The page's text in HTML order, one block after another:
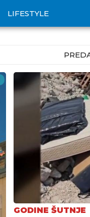
LIFESTYLE
GODINE ŠUTNJE